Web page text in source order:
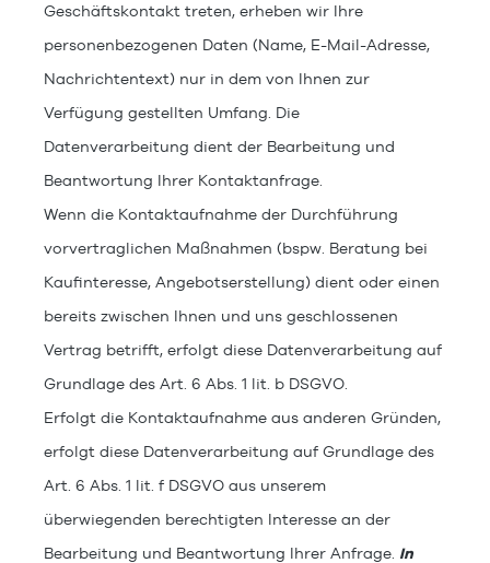
Geschäftskontakt treten, erheben wir Ihre
personenbezogenen Daten (Name, E-Mail-Adresse,
Nachrichtentext) nur in dem von Ihnen zur
Verfügung gestellten Umfang. Die
Datenverarbeitung dient der Bearbeitung und
Beantwortung Ihrer Kontaktanfrage.
Wenn die Kontaktaufnahme der Durchführung
vorvertraglichen Maßnahmen (bspw. Beratung bei
Kaufinteresse, Angebotserstellung) dient oder einen
bereits zwischen Ihnen und uns geschlossenen
Vertrag betrifft, erfolgt diese Datenverarbeitung auf
Grundlage des Art. 6 Abs. 1 lit. b DSGVO.
Erfolgt die Kontaktaufnahme aus anderen Gründen,
erfolgt diese Datenverarbeitung auf Grundlage des
Art. 6 Abs. 1 lit. f DSGVO aus unserem
überwiegenden berechtigten Interesse an der
Bearbeitung und Beantwortung Ihrer Anfrage. In